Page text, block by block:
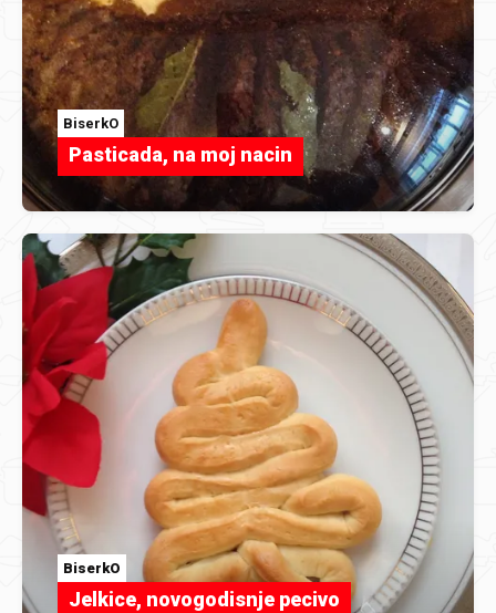
BiserkO
Pasticada, na moj nacin
BiserkO
Jelkice, novogodisnje pecivo